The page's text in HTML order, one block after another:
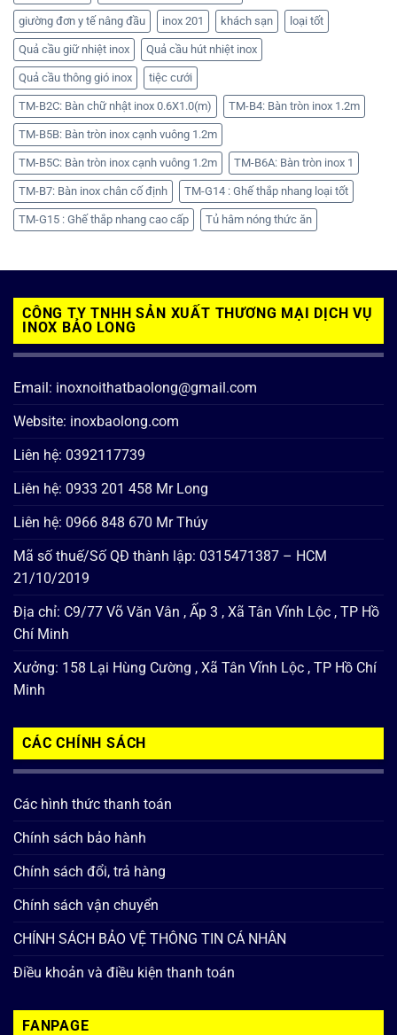
giường đơn y tế nâng đầu inox 201 khách sạn loại tốt
Quả cầu giữ nhiệt inox Quả cầu hút nhiệt inox
Quả cầu thông gió inox tiệc cưới
TM-B2C: Bàn chữ nhật inox 0.6X1.0(m) TM-B4: Bàn tròn inox 1.2m
TM-B5B: Bàn tròn inox cạnh vuông 1.2m
TM-B5C: Bàn tròn inox cạnh vuông 1.2m TM-B6A: Bàn tròn inox 1
TM-B7: Bàn inox chân cố định TM-G14 : Ghế thắp nhang loại tốt
TM-G15 : Ghế thắp nhang cao cấp Tủ hâm nóng thức ăn
CÔNG TY TNHH SẢN XUẤT THƯƠNG MẠI DỊCH VỤ
INOX BẢO LONG
Email: inoxnoithatbaolong@gmail.com
Website: inoxbaolong.com
Liên hệ: 0392117739
Liên hệ: 0933 201 458 Mr Long
Liên hệ: 0966 848 670 Mr Thúy
Mã số thuế/Số QĐ thành lập: 0315471387 – HCM
21/10/2019
Địa chỉ: C9/77 Võ Văn Vân , Ấp 3 , Xã Tân Vĩnh Lộc , TP Hồ
Chí Minh
Xưởng: 158 Lại Hùng Cường , Xã Tân Vĩnh Lộc , TP Hồ Chí
Minh
CÁC CHÍNH SÁCH
Các hình thức thanh toán
Chính sách bảo hành
Chính sách đổi, trả hàng
Chính sách vận chuyển
CHÍNH SÁCH BẢO VỆ THÔNG TIN CÁ NHÂN
Điều khoản và điều kiện thanh toán
FANPAGE